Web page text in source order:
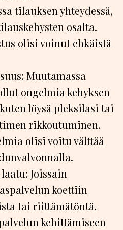
tilauksen yhteydessä,
osalta.
olisi voinut ehkäistä
Muutamassa
ongelmia kehyksen
löysä pleksilasi tai
rikkoutuminen.
olisi voitu välttää
Joissain
koettiin
tai riittämätöntä.
kehittämiseen